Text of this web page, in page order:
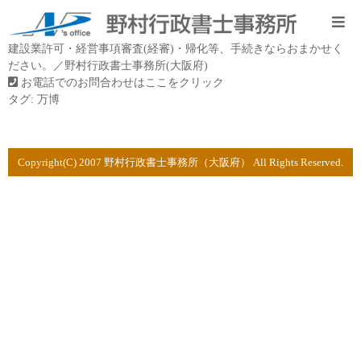
建設業許可・経営事項審査(経審)・帰化等、手続きならおまかせく
ださい。／野村行政書士事務所(大阪府)
お電話でのお問合わせはここをクリック
タグ: 万博
Copyright(C) 2007 野村行政書士事務所（大阪府） All Rights Reserved.